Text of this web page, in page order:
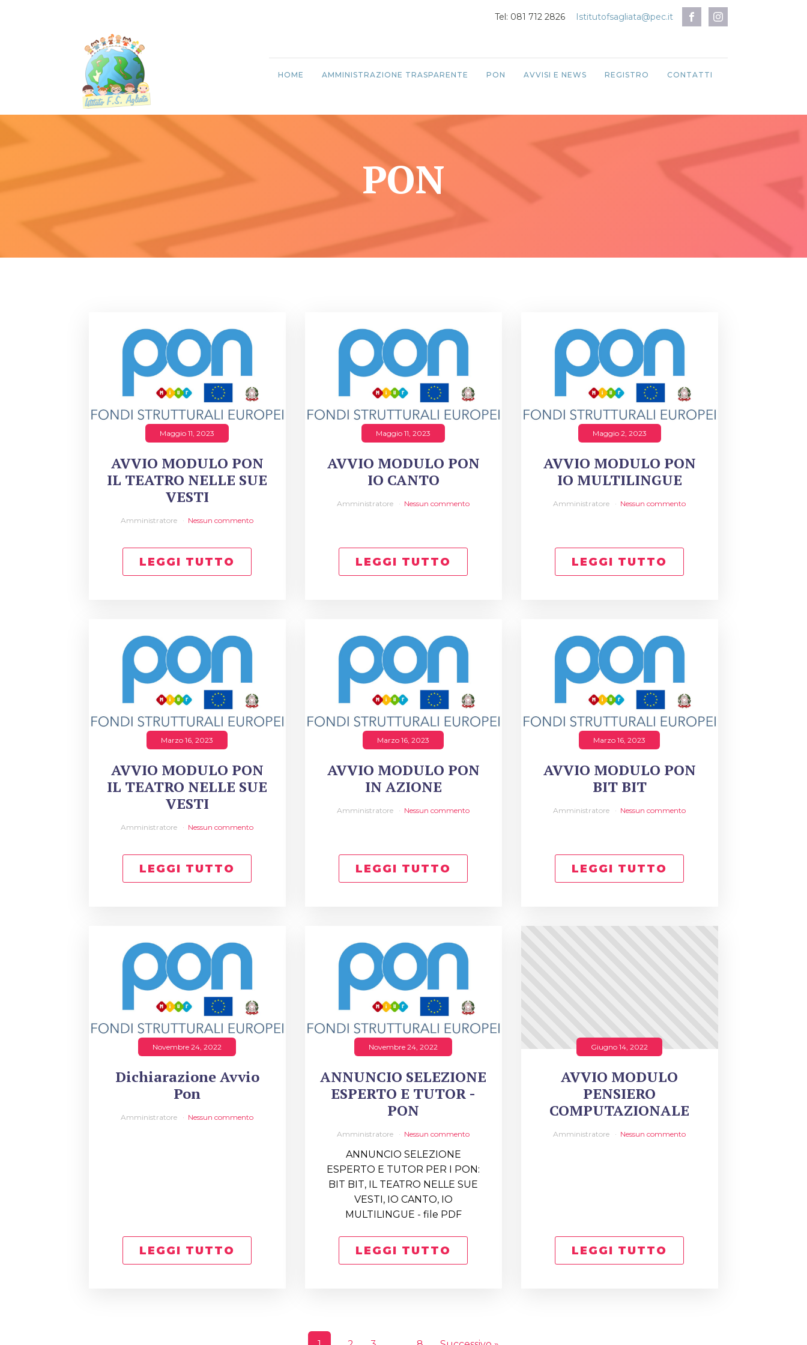
Tel: 081 712 2826 Istitutofsagliata@pec.it
HOME AMMINISTRAZIONE TRASPARENTE PON AVVISI E NEWS REGISTRO CONTATTI
PON
Maggio 11, 2023
AVVIO MODULO PON
IL TEATRO NELLE SUE
VESTI
Amministratore Nessun commento
LEGGI TUTTO
Maggio 11, 2023
AVVIO MODULO PON
IO CANTO
Amministratore Nessun commento
LEGGI TUTTO
Maggio 2, 2023
AVVIO MODULO PON
IO MULTILINGUE
Amministratore Nessun commento
LEGGI TUTTO
Marzo 16, 2023
AVVIO MODULO PON
IL TEATRO NELLE SUE
VESTI
Amministratore Nessun commento
LEGGI TUTTO
Marzo 16, 2023
AVVIO MODULO PON
IN AZIONE
Amministratore Nessun commento
LEGGI TUTTO
Marzo 16, 2023
AVVIO MODULO PON
BIT BIT
Amministratore Nessun commento
LEGGI TUTTO
Novembre 24, 2022
Dichiarazione Avvio
Pon
Amministratore Nessun commento
LEGGI TUTTO
Novembre 24, 2022
ANNUNCIO SELEZIONE
ESPERTO E TUTOR -
PON
Amministratore Nessun commento
ANNUNCIO SELEZIONE
ESPERTO E TUTOR PER I PON:
BIT BIT, IL TEATRO NELLE SUE
VESTI, IO CANTO, IO
MULTILINGUE - file PDF
LEGGI TUTTO
Giugno 14, 2022
AVVIO MODULO
PENSIERO
COMPUTAZIONALE
Amministratore Nessun commento
LEGGI TUTTO